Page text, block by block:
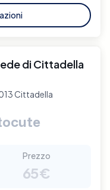
di Cittadella
Cittadella
Prezzo
65€